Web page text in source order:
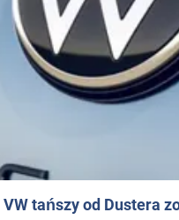
tańszy od Dustera